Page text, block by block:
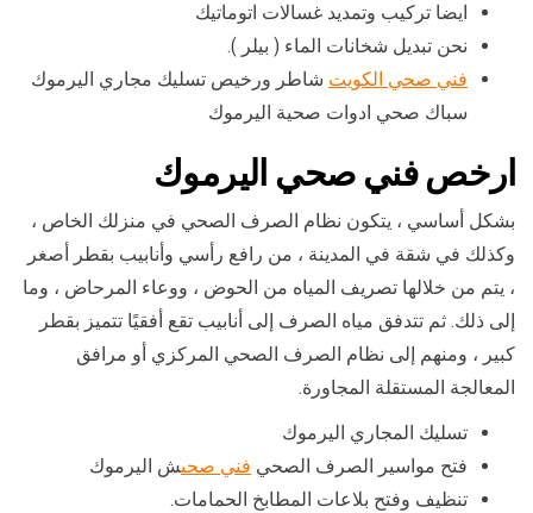
ايضا تركيب وتمديد غسالات اتوماتيك
نحن تبديل شخانات الماء ( بيلر ).
فني صحي الكويت شاطر ورخيص تسليك مجاري اليرموك
سباك صحي ادوات صحية اليرموك
ارخص فني صحي اليرموك
بشكل أساسي ، يتكون نظام الصرف الصحي في منزلك الخاص ،
وكذلك في شقة في المدينة ، من رافع رأسي وأنابيب بقطر أصغر
، يتم من خلالها تصريف المياه من الحوض ، ووعاء المرحاض ، وما
إلى ذلك. ثم تتدفق مياه الصرف إلى أنابيب تقع أفقيًا تتميز بقطر
كبير ، ومنهم إلى نظام الصرف الصحي المركزي أو مرافق
المعالجة المستقلة المجاورة.
تسليك المجاري اليرموك
فتح مواسير الصرف الصحي فني صحىش اليرموك
تنظيف وفتح بلاعات المطابخ الحمامات.